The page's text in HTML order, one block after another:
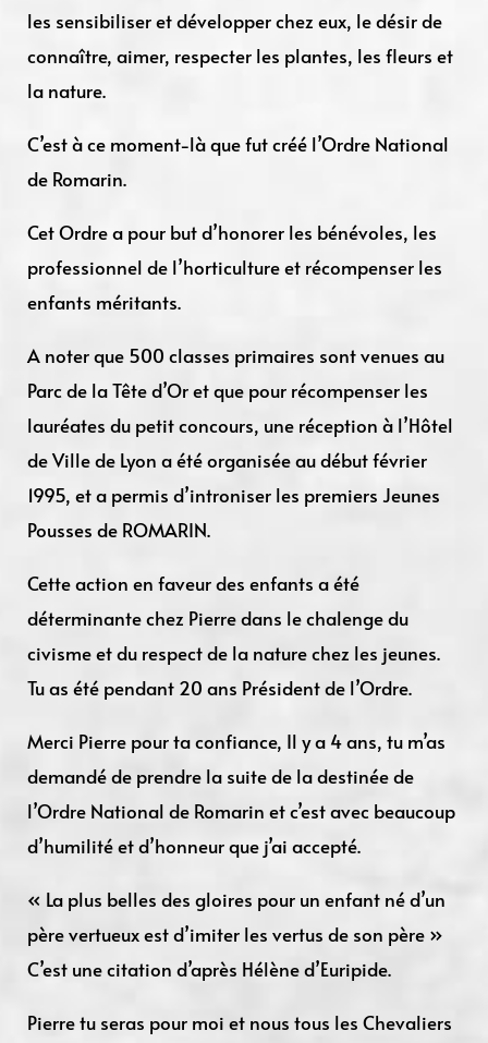
les sensibiliser et développer chez eux, le désir de
connaître, aimer, respecter les plantes, les fleurs et
la nature.
C’est à ce moment-là que fut créé l’Ordre National
de Romarin.
Cet Ordre a pour but d’honorer les bénévoles, les
professionnel de l’horticulture et récompenser les
enfants méritants.
A noter que 500 classes primaires sont venues au
Parc de la Tête d’Or et que pour récompenser les
lauréates du petit concours, une réception à l’Hôtel
de Ville de Lyon a été organisée au début février
1995, et a permis d’introniser les premiers Jeunes
Pousses de ROMARIN.
Cette action en faveur des enfants a été
déterminante chez Pierre dans le chalenge du
civisme et du respect de la nature chez les jeunes.
Tu as été pendant 20 ans Président de l’Ordre.
Merci Pierre pour ta confiance, Il y a 4 ans, tu m’as
demandé de prendre la suite de la destinée de
l’Ordre National de Romarin et c’est avec beaucoup
d’humilité et d’honneur que j’ai accepté.
« La plus belles des gloires pour un enfant né d’un
père vertueux est d’imiter les vertus de son père »
C’est une citation d’après Hélène d’Euripide.
Pierre tu seras pour moi et nous tous les Chevaliers